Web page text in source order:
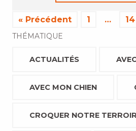
« Précédent 1 … 14
THÉMATIQUE
ACTUALITÉS
AVEC MON CHIEN
CROQUER NOTRE TERROIR